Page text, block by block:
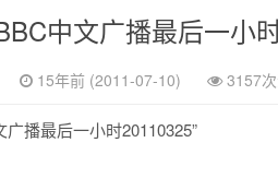
主题，欢迎访问，新主题来自云落
、感悟 hongmao21.com
鸿毛站引导页
中文广播最后一小
15年前 (2011-07-10) 3157
播最后一小时20110325”